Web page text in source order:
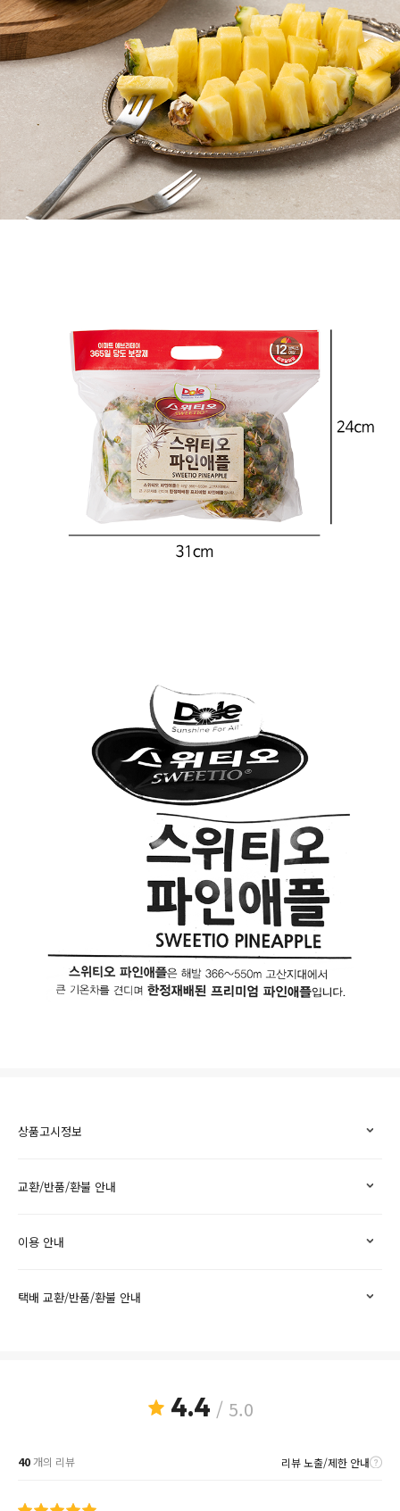
상품고시정보
교환/반품/환불 안내
이용 안내
택배 교환/반품/환불 안내
4.4 / 5.0
40개의 리뷰 리뷰 노출/제한 안내